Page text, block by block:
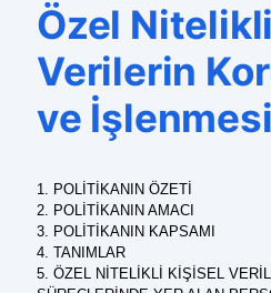
Özel
Verilerin
ve
1. POLİTİKANIN ÖZETİ
2. POLİTİKANIN AMACI
3. POLİTİKANIN KAPSAMI
4. TANIMLAR
5. ÖZEL NİTELİKLİ KİŞİSEL